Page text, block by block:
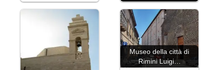
Museo della città di
Rimini Luigi…